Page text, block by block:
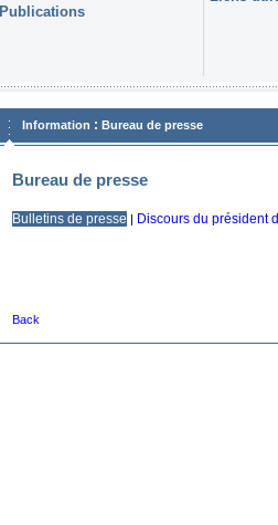
Publications
Information : Bureau de presse
Bureau de presse
Bulletins de presse | Discours du président
Back